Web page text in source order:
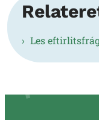
Les